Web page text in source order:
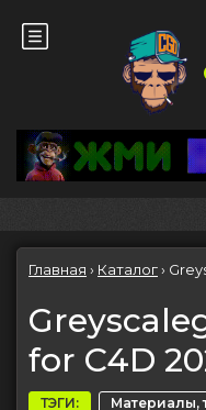
Главная › Каталог›
for C4D
ТЭГИ: Материалы,